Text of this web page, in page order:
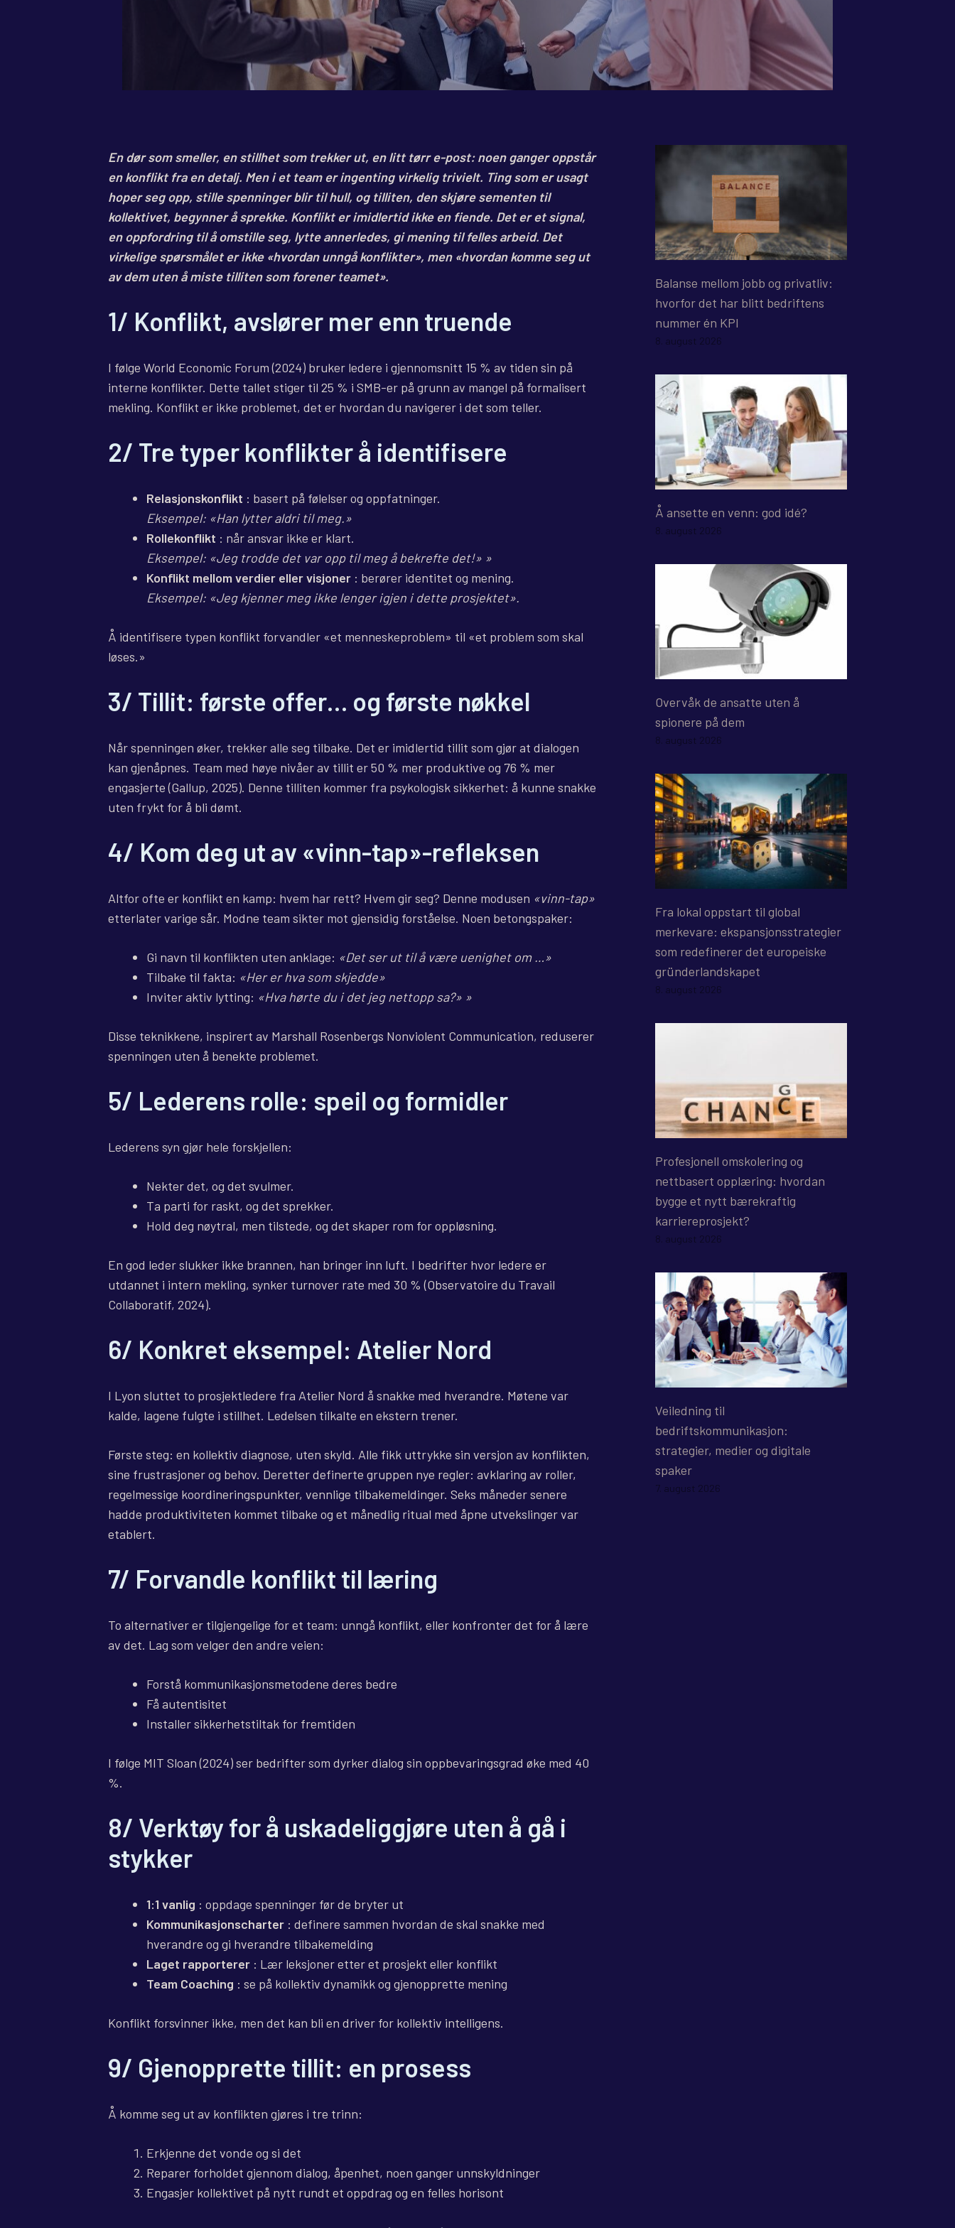
En dør som smeller, en stillhet som trekker ut, en litt tørr e-post: noen ganger oppstår
en konflikt fra en detalj. Men i et team er ingenting virkelig trivielt. Ting som er usagt
hoper seg opp, stille spenninger blir til hull, og tilliten, den skjøre sementen til
kollektivet, begynner å sprekke. Konflikt er imidlertid ikke en fiende. Det er et signal,
en oppfordring til å omstille seg, lytte annerledes, gi mening til felles arbeid. Det
virkelige spørsmålet er ikke «hvordan unngå konflikter», men «hvordan komme seg ut
av dem uten å miste tilliten som forener teamet».
1/ Konflikt, avslører mer enn truende
I følge World Economic Forum (2024) bruker ledere i gjennomsnitt 15 % av tiden sin på
interne konflikter. Dette tallet stiger til 25 % i SMB-er på grunn av mangel på formalisert
mekling. Konflikt er ikke problemet, det er hvordan du navigerer i det som teller.
2/ Tre typer konflikter å identifisere
Relasjonskonflikt : basert på følelser og oppfatninger.
Eksempel: «Han lytter aldri til meg.»
Rollekonflikt : når ansvar ikke er klart.
Eksempel: «Jeg trodde det var opp til meg å bekrefte det!» »
Konflikt mellom verdier eller visjoner : berører identitet og mening.
Eksempel: «Jeg kjenner meg ikke lenger igjen i dette prosjektet».
Å identifisere typen konflikt forvandler «et menneskeproblem» til «et problem som skal
løses.»
3/ Tillit: første offer… og første nøkkel
Når spenningen øker, trekker alle seg tilbake. Det er imidlertid tillit som gjør at dialogen
kan gjenåpnes. Team med høye nivåer av tillit er 50 % mer produktive og 76 % mer
engasjerte (Gallup, 2025). Denne tilliten kommer fra psykologisk sikkerhet: å kunne snakke
uten frykt for å bli dømt.
4/ Kom deg ut av «vinn-tap»-refleksen
Altfor ofte er konflikt en kamp: hvem har rett? Hvem gir seg? Denne modusen «vinn-tap»
etterlater varige sår. Modne team sikter mot gjensidig forståelse. Noen betongspaker:
Gi navn til konflikten uten anklage: «Det ser ut til å være uenighet om …»
Tilbake til fakta: «Her er hva som skjedde»
Inviter aktiv lytting: «Hva hørte du i det jeg nettopp sa?» »
Disse teknikkene, inspirert av Marshall Rosenbergs Nonviolent Communication, reduserer
spenningen uten å benekte problemet.
5/ Lederens rolle: speil og formidler
Lederens syn gjør hele forskjellen:
Nekter det, og det svulmer.
Ta parti for raskt, og det sprekker.
Hold deg nøytral, men tilstede, og det skaper rom for oppløsning.
En god leder slukker ikke brannen, han bringer inn luft. I bedrifter hvor ledere er
utdannet i intern mekling, synker turnover rate med 30 % (Observatoire du Travail
Collaboratif, 2024).
6/ Konkret eksempel: Atelier Nord
I Lyon sluttet to prosjektledere fra Atelier Nord å snakke med hverandre. Møtene var
kalde, lagene fulgte i stillhet. Ledelsen tilkalte en ekstern trener.
Første steg: en kollektiv diagnose, uten skyld. Alle fikk uttrykke sin versjon av konflikten,
sine frustrasjoner og behov. Deretter definerte gruppen nye regler: avklaring av roller,
regelmessige koordineringspunkter, vennlige tilbakemeldinger. Seks måneder senere
hadde produktiviteten kommet tilbake og et månedlig ritual med åpne utvekslinger var
etablert.
7/ Forvandle konflikt til læring
To alternativer er tilgjengelige for et team: unngå konflikt, eller konfronter det for å lære
av det. Lag som velger den andre veien:
Forstå kommunikasjonsmetodene deres bedre
Få autentisitet
Installer sikkerhetstiltak for fremtiden
I følge MIT Sloan (2024) ser bedrifter som dyrker dialog sin oppbevaringsgrad øke med 40
%.
8/ Verktøy for å uskadeliggjøre uten å gå i
stykker
1:1 vanlig : oppdage spenninger før de bryter ut
Kommunikasjonscharter : definere sammen hvordan de skal snakke med
hverandre og gi hverandre tilbakemelding
Laget rapporterer : Lær leksjoner etter et prosjekt eller konflikt
Team Coaching : se på kollektiv dynamikk og gjenopprette mening
Konflikt forsvinner ikke, men det kan bli en driver for kollektiv intelligens.
9/ Gjenopprette tillit: en prosess
Å komme seg ut av konflikten gjøres i tre trinn:
Erkjenne det vonde og si det
Reparer forholdet gjennom dialog, åpenhet, noen ganger unnskyldninger
Engasjer kollektivet på nytt rundt et oppdrag og en felles horisont
Balanse mellom jobb og privatliv:
hvorfor det har blitt bedriftens
nummer én KPI
8. august 2026
Å ansette en venn: god idé?
8. august 2026
Overvåk de ansatte uten å
spionere på dem
8. august 2026
Fra lokal oppstart til global
merkevare: ekspansjonsstrategier
som redefinerer det europeiske
gründerlandskapet
8. august 2026
Profesjonell omskolering og
nettbasert opplæring: hvordan
bygge et nytt bærekraftig
karriereprosjekt?
8. august 2026
Veiledning til
bedriftskommunikasjon:
strategier, medier og digitale
spaker
7. august 2026